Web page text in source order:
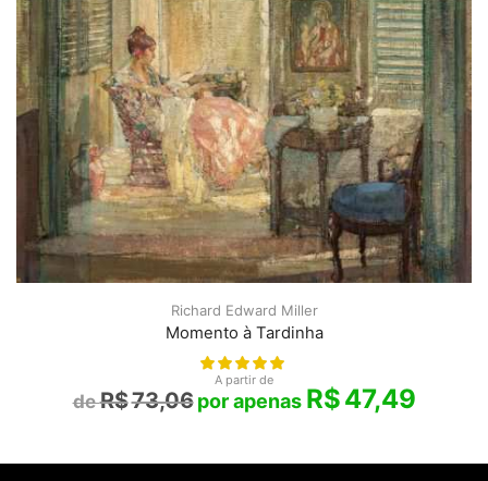
Richard Edward Miller
Momento à Tardinha
A partir de
R$73,06 R$47,49